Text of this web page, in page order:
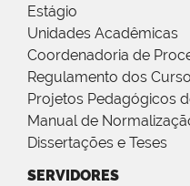
Estágio
Unidades Acadêmicas
Coordenadoria de
Regulamento dos
Projetos Pedagógicos
Manual de
Dissertações e Teses
SERVIDORES